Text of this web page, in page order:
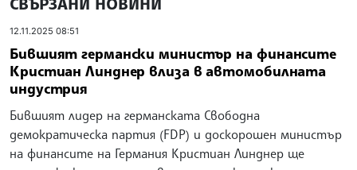
12.11.2025 08:51
Бившият германски министър на финансите
Кристиан Линднер влиза в автомобилната
индустрия
Бившият лидер на германската Свободна
демократическа партия (FDP) и доскорошен министър
на финансите на Германия Кристиан Линднер ще